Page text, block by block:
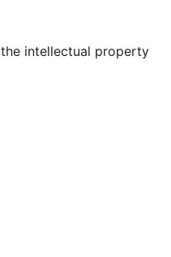
intellectual property